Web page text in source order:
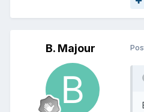
B. Majour